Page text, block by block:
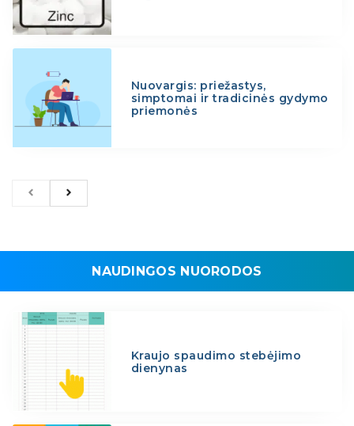
Nuovargis: priežastys,
simptomai ir tradicinės gydymo
priemonės
NAUDINGOS NUORODOS
Kraujo spaudimo stebėjimo
dienynas